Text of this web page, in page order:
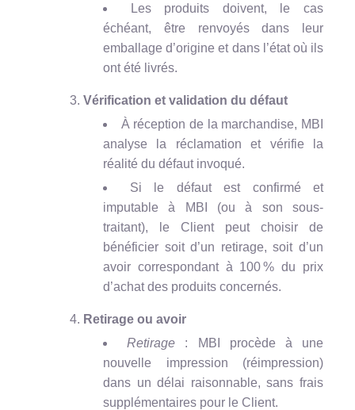
Les produits doivent, le cas
échéant, être renvoyés dans leur
emballage d’origine et dans l’état où ils
ont été livrés.
Vérification et validation du défaut
À réception de la marchandise, MBI
analyse la réclamation et vérifie la
réalité du défaut invoqué.
Si le défaut est confirmé et
imputable à MBI (ou à son sous-
traitant), le Client peut choisir de
bénéficier soit d’un retirage, soit d’un
avoir correspondant à 100 % du prix
d’achat des produits concernés.
Retirage ou avoir
Retirage : MBI procède à une
nouvelle impression (réimpression)
dans un délai raisonnable, sans frais
supplémentaires pour le Client.